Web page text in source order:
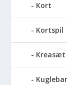
Kort
Kortspil
Kreasæt